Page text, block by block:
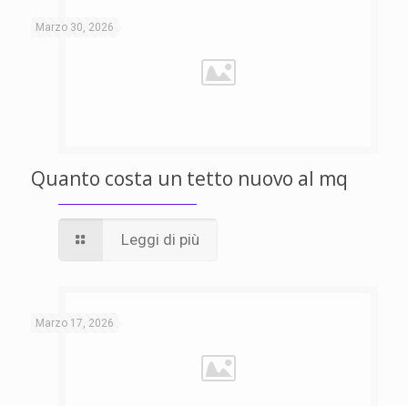
Marzo 30, 2026
Quanto costa un tetto nuovo al mq
Leggi di più
Marzo 17, 2026